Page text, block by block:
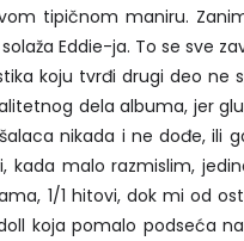
tipičnom maniru.
Eddie-ja. To se sve
koju tvrđi drugi deo ne
dela albuma, jer
nikada i ne dođe, ili
kada malo razmislim,
1/1 hitovi, dok mi od
koja pomalo podseća